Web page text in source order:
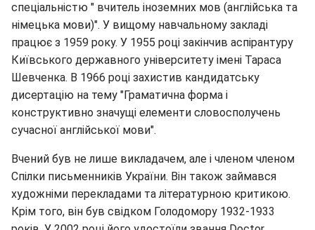
спеціальністю " вчитель іноземних мов (англійська та
німецька мови)". У вищому навчальному закладі
працює з 1959 року. У 1955 році закінчив аспірантуру
Київського державного університету імені Тараса
Шевченка. В 1966 році захистив кандидатську
дисертацію на тему "Граматична форма і
конструктивно значущі елементи словосполучень
сучасної англійської мови".
Вчений був не лише викладачем, але і членом членом
Спілки письменників України. Він також займався
художніми перекладами та літературною критикою.
Крім того, він був свідком Голодомору 1932-1933